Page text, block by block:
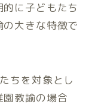
に子どもたち
大きな特徴で
ちを対象とし
教諭の場合